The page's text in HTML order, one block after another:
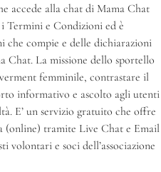
accede alla chat di Mama Chat
i Termini e Condizioni ed è
che compie e delle dichiarazioni
Chat. La missione dello sportello
femminile, contrastare il
informativo e ascolto agli utenti
E’ un servizio gratuito che offre
(online) tramite Live Chat e Email
volontari e soci dell’associazione